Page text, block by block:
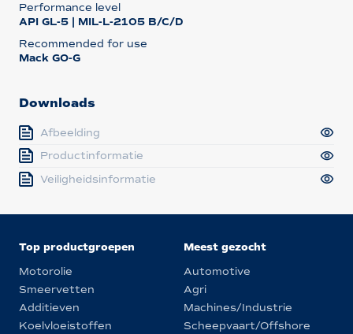
Performance level
API GL-5 | MIL-L-2105 B/C/D
Recommended for use
Mack GO-G
Downloads
Afbeelding
Productinformatie
Veiligheidsinformatie
Top productgroepen
Motorolie
Smeervetten
Additieven
Koelvloeistoffen
Meest gezocht
Automotive
Agri
Machines/Industrie
Scheepvaart/Offshore